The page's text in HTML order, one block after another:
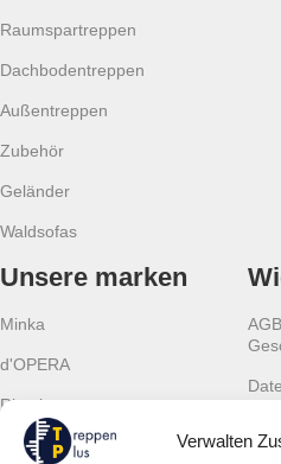
Verwalten
Raumspartreppen
Dachbodentreppen
Außentreppen
Zubehör
Geländer
Waldsofas
Unsere marken
Minka
d'OPERA
Rintal
Scalant